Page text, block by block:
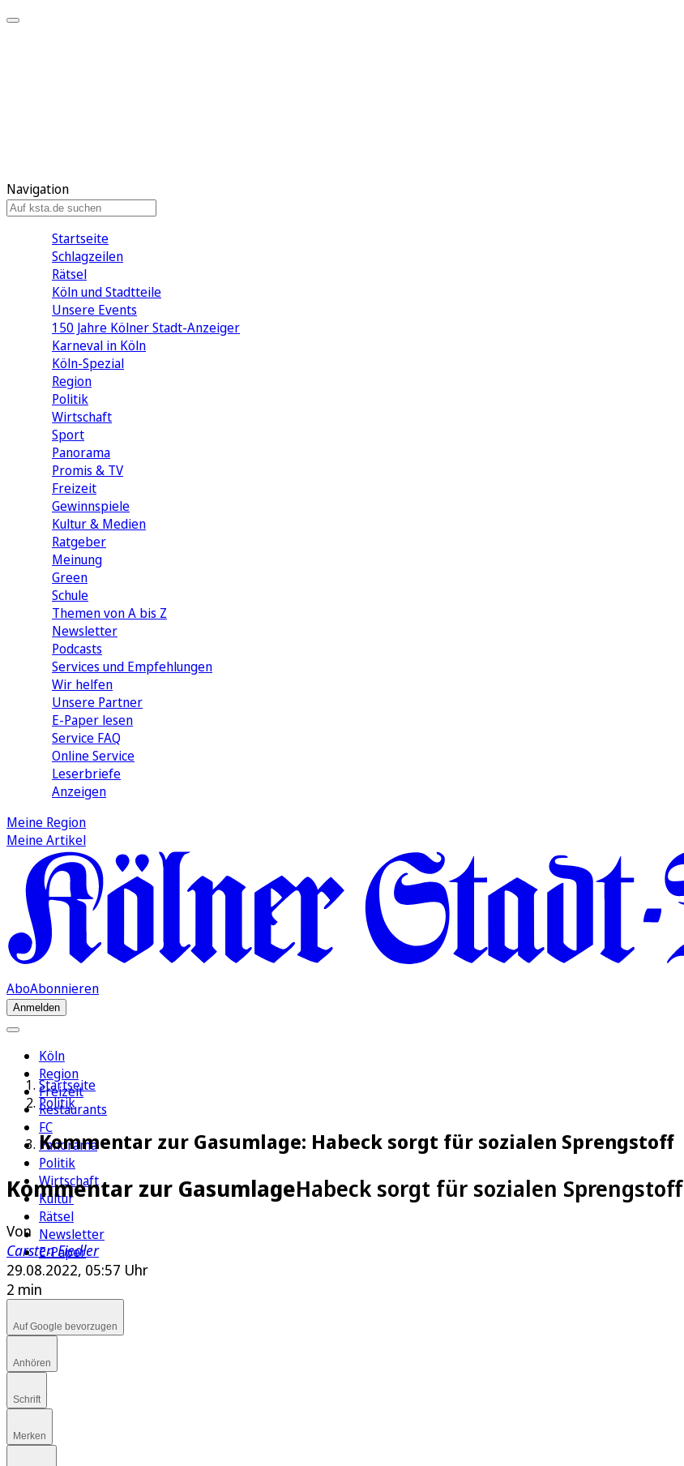
Navigation
Startseite
Schlagzeilen
Rätsel
Köln und Stadtteile
Unsere Events
150 Jahre Kölner Stadt-Anzeiger
Karneval in Köln
Köln-Spezial
Region
Politik
Wirtschaft
Sport
Panorama
Promis & TV
Freizeit
Gewinnspiele
Kultur & Medien
Ratgeber
Meinung
Green
Schule
Themen von A bis Z
Newsletter
Podcasts
Services und Empfehlungen
Wir helfen
Unsere Partner
E-Paper lesen
Service FAQ
Online Service
Leserbriefe
Anzeigen
Meine Region
Meine Artikel
AboAbonnieren
Anmelden
Köln
Region
Freizeit
Restaurants
FC
Panorama
Politik
Wirtschaft
Kultur
Rätsel
Newsletter
E-Paper
Startseite
Politik
Kommentar zur Gasumlage: Habeck sorgt für sozialen Sprengstoff
Kommentar zur GasumlageHabeck sorgt für sozialen Sprengstoff
Von
Carsten Fiedler
29.08.2022, 05:57 Uhr
2 min
Auf Google bevorzugen
Anhören
Schrift
Merken